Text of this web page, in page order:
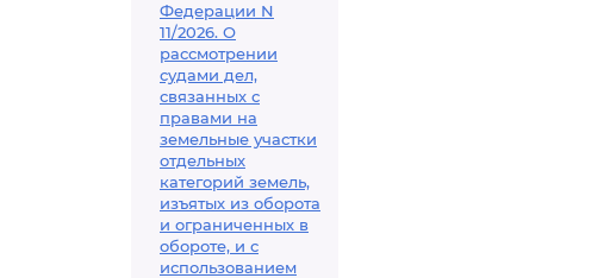
Федерации N
11/2026. О
рассмотрении
судами дел,
связанных с
правами на
земельные участки
отдельных
категорий земель,
изъятых из оборота
и ограниченных в
обороте, и с
использованием